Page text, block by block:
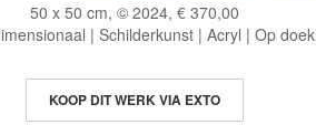
50 x 50 cm, © 2024, € 370,00
| Schilderkunst | Acryl | Op doek
KOOP DIT WERK VIA EXTO